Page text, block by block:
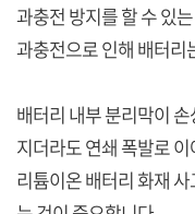
과충전 방지를 할 수 있
과충전으로 인해 배터리
배터리 내부 분리막이
지더라도 연쇄 폭발로
리튬이온 배터리 화재